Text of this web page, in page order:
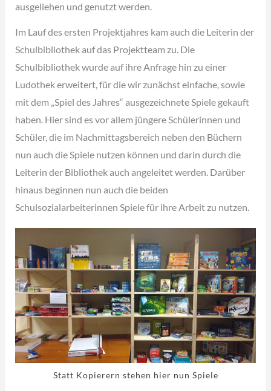
ausgeliehen und genutzt werden.
Im Lauf des ersten Projektjahres kam auch die Leiterin der
Schulbibliothek auf das Projektteam zu. Die
Schulbibliothek wurde auf ihre Anfrage hin zu einer
Ludothek erweitert, für die wir zunächst einfache, sowie
mit dem „Spiel des Jahres“ ausgezeichnete Spiele gekauft
haben. Hier sind es vor allem jüngere Schülerinnen und
Schüler, die im Nachmittagsbereich neben den Büchern
nun auch die Spiele nutzen können und darin durch die
Leiterin der Bibliothek auch angeleitet werden. Darüber
hinaus beginnen nun auch die beiden
Schulsozialarbeiterinnen Spiele für ihre Arbeit zu nutzen.
Statt Kopierern stehen hier nun Spiele